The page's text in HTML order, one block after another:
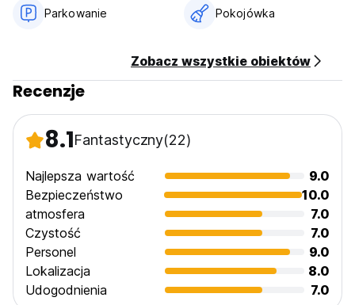
Parkowanie Pokojówka
Zobacz wszystkie obiektów
Recenzje
8.1Fantastyczny(22)
Najlepsza wartość
9.0
Bezpieczeństwo
10.0
atmosfera
7.0
Czystość
7.0
Personel
9.0
Lokalizacja
8.0
Udogodnienia
7.0